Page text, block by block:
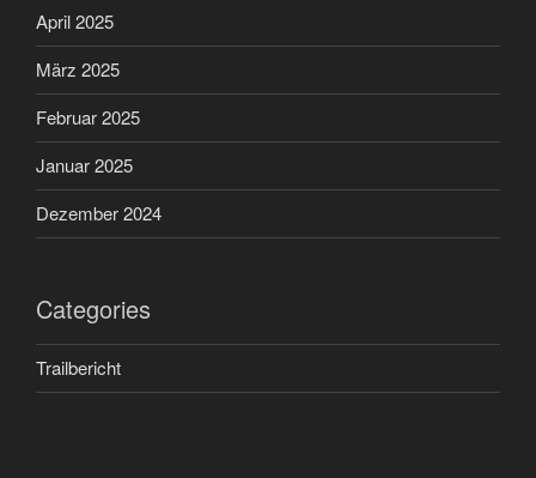
April 2025
März 2025
Februar 2025
Januar 2025
Dezember 2024
Categories
Trailbericht